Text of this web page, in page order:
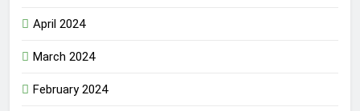
April 2024
March 2024
February 2024